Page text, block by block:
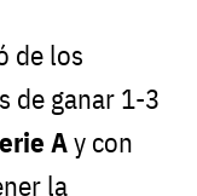
de los
de ganar 1-3
Ay con
la